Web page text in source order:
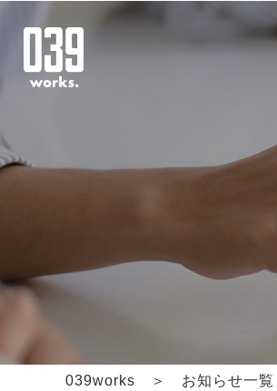
039works ＞ お知らせ一覧